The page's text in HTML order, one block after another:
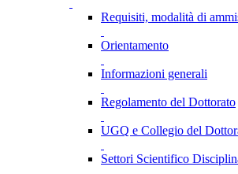
Requisiti, modalità di
Orientamento
Informazioni generali
Regolamento del Dottorato
UGQ e Collegio del
Settori Scientifico